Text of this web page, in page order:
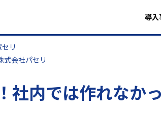
導入
リ
式会社パセリ
社内では作れなか